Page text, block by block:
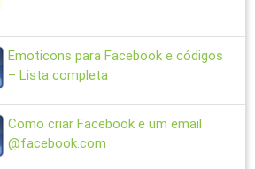
Emoticons para Facebook e códigos
– Lista completa
Como criar Facebook e um email
@facebook.com